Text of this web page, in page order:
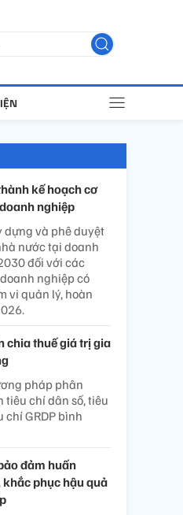
kế hoạch cơ
nghiệp
dựng và phê duyệt
nước tại doanh
đối với các
nghiệp có
vi quản lý, hoàn
chia thuế giá trị gia
pháp phân
chí dân số, tiêu
GRDP bình
đảm huấn
phục hậu quả